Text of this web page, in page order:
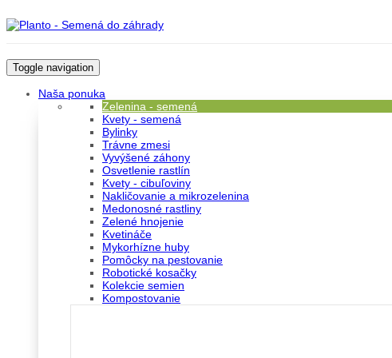
Toggle navigation
Naša ponuka
Zelenina - semená
Kvety - semená
Bylinky
Trávne zmesi
Vyvýšené záhony
Osvetlenie rastlín
Kvety - cibuľoviny
Nakličovanie a mikrozelenina
Medonosné rastliny
Zelené hnojenie
Kvetináče
Mykorhízne huby
Pomôcky na pestovanie
Robotické kosačky
Kolekcie semien
Kompostovanie